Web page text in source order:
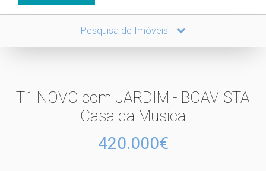
Pesquisa de Imóveis
T1 NOVO com JARDIM - BOAVISTA
Casa da Musica
420.000€